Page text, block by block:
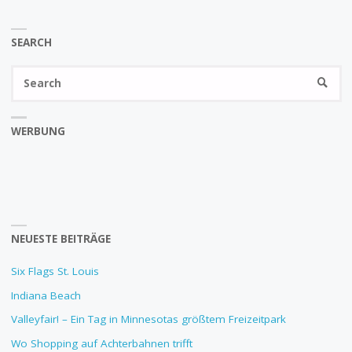
SEARCH
WERBUNG
NEUESTE BEITRÄGE
Six Flags St. Louis
Indiana Beach
Valleyfair! – Ein Tag in Minnesotas größtem Freizeitpark
Wo Shopping auf Achterbahnen trifft